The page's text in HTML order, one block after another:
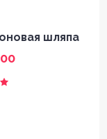
шляпа